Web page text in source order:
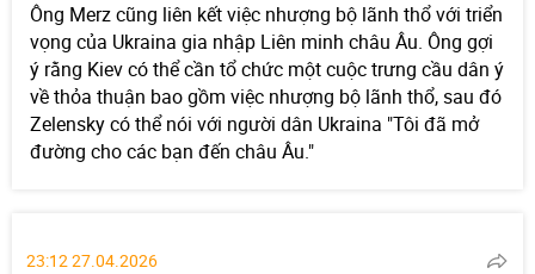
Ông Merz cũng liên kết việc nhượng bộ lãnh thổ với triển
vọng của Ukraina gia nhập Liên minh châu Âu. Ông gợi
ý rằng Kiev có thể cần tổ chức một cuộc trưng cầu dân ý
về thỏa thuận bao gồm việc nhượng bộ lãnh thổ, sau đó
Zelensky có thể nói với người dân Ukraina "Tôi đã mở
đường cho các bạn đến châu Âu."
23:12 27.04.2026